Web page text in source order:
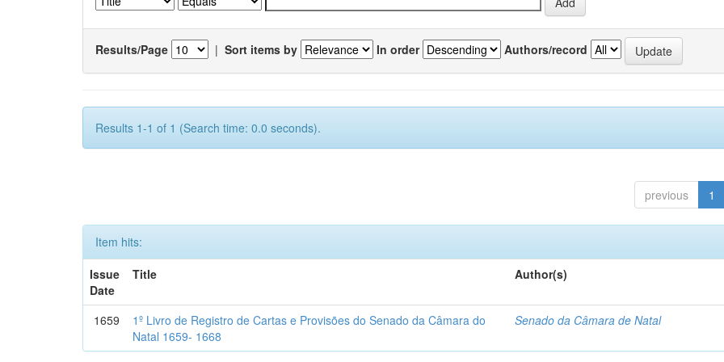
Results/Page | Sort items by In order Authors/record
Results 1-1 of 1 (Search time: 0.0 seconds).
previous 1
Item hits:
Issue
Date
Title Author(s)
1659
1º Livro de Registro de Cartas e Provisões do Senado da Câmara do
Natal 1659- 1668
Senado da Câmara de Natal